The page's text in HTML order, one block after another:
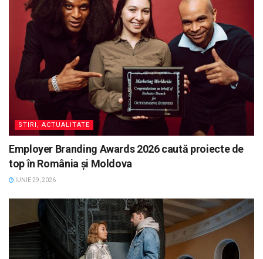
STIRI, ACTUALITATE
Employer Branding Awards 2026 caută proiecte de
top în România și Moldova
IUNIE 29, 2026